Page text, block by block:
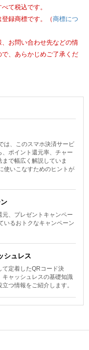
て税込です。
録商標です。（ 商標につ
お問い合わせ先などの情
、あらかじめご了承くだ
は、このスマホ決済サービ
ポイント還元率、チャー
で幅広く解説していま
使いこなすためのヒントが
、プレゼントキャンペー
いるおトクなキャンペーン
シュレス
て定着したQRコード決
ャッシュレスの基礎知識
つ情報をご紹介します。